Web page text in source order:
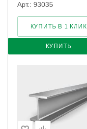
Арт.: 93035
КУПИТЬ
КУПИТЬ В 1 КЛИК